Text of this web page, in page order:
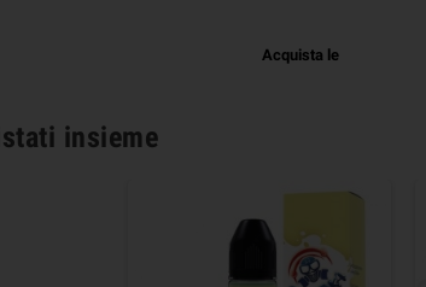
Acquista le
insieme